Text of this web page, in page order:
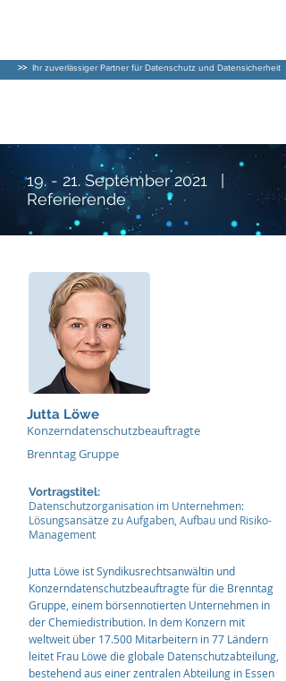
>> Ihr zuverlässiger Partner für Datenschutz und Datensicherheit
Datenschutzkonferenz
19. - 21. September 2021 |
Referierende
Jutta Löwe
Konzerndatenschutzbeauftragte
Brenntag Gruppe
Vortragstitel:
Datenschutzorganisation im Unternehmen:
Lösungsansätze zu Aufgaben, Aufbau und Risiko-
Management
Jutta Löwe ist Syndikusrechtsanwältin und
Konzerndatenschutzbeauftragte für die Brenntag
Gruppe, einem börsennotierten Unternehmen in
der Chemiedistribution. In dem Konzern mit
weltweit über 17.500 Mitarbeitern in 77 Ländern
leitet Frau Löwe die globale Datenschutzabteilung,
bestehend aus einer zentralen Abteilung in Essen